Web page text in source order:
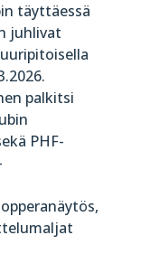
täyttäessä
juhlivat
palkitsi
PHF-